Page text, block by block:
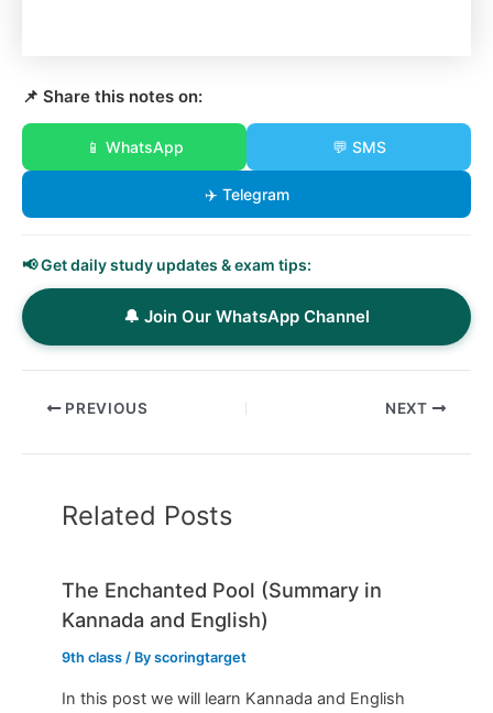
📌 Share this notes on:
📱 WhatsApp 💬 SMS
✈️ Telegram
📢 Get daily study updates & exam tips:
🔔 Join Our WhatsApp Channel
PREVIOUS NEXT
Related Posts
The Enchanted Pool (Summary in
Kannada and English)
9th class / Byscoringtarget
In this post we will learn Kannada and English